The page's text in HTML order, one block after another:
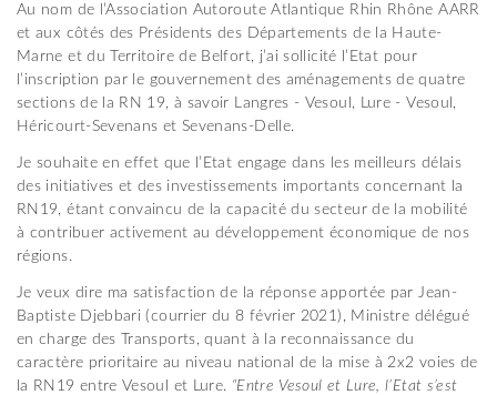
Au nom de l’Association Autoroute Atlantique Rhin Rhône AARR
et aux côtés des Présidents des Départements de la Haute-
Marne et du Territoire de Belfort, j’ai sollicité l’Etat pour
l’inscription par le gouvernement des aménagements de quatre
sections de la RN 19, à savoir Langres - Vesoul, Lure - Vesoul,
Héricourt-Sevenans et Sevenans-Delle.
Je souhaite en effet que l’Etat engage dans les meilleurs délais
des initiatives et des investissements importants concernant la
RN19, étant convaincu de la capacité du secteur de la mobilité
à contribuer activement au développement économique de nos
régions.
Je veux dire ma satisfaction de la réponse apportée par Jean-
Baptiste Djebbari (courrier du 8 février 2021), Ministre délégué
en charge des Transports, quant à la reconnaissance du
caractère prioritaire au niveau national de la mise à 2x2 voies de
la RN19 entre Vesoul et Lure. “Entre Vesoul et Lure, l’Etat s’est